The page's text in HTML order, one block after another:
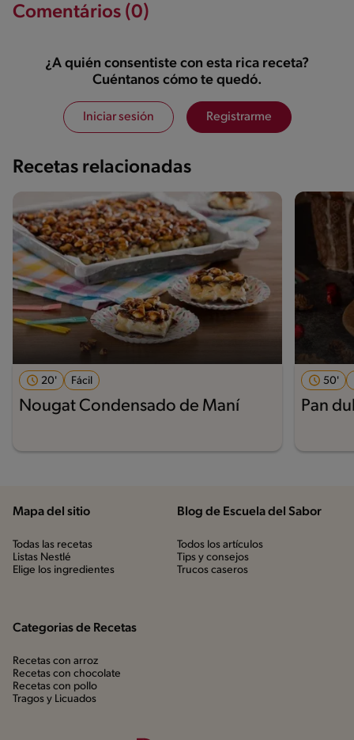
Comentários (0)
¿A quién consentiste con esta rica receta?
Cuéntanos cómo te quedó.
Iniciar sesión Registrarme
Recetas relacionadas
20' Fácil
Nougat Condensado de Maní
50'
Pan
Mapa del sitio
Todas las recetas
Listas Nestlé
Elige los ingredientes
Blog de Escuela del Sabor
Todos los artículos
Tips y consejos
Trucos caseros
Categorias de Recetas
Recetas con arroz
Recetas con chocolate
Recetas con pollo
Tragos y Licuados